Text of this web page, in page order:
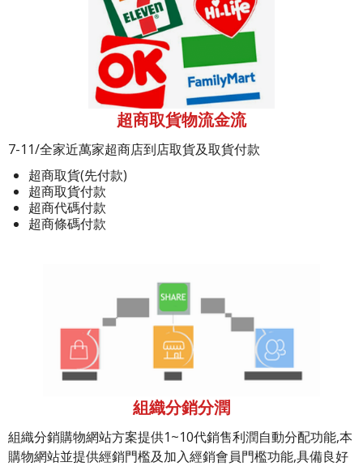
超商取貨物流金流
7-11/全家近萬家超商店到店取貨及取貨付款
超商取貨(先付款)
超商取貨付款
超商代碼付款
超商條碼付款
組織分銷分潤
組織分銷購物網站方案提供1~10代銷售利潤自動分配功能,本
購物網站並提供經銷門檻及加入經銷會員門檻功能,具備良好